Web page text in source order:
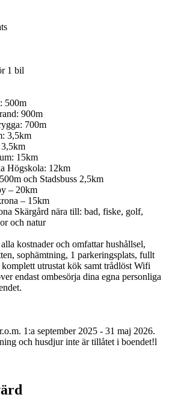
1 bil
500m
900m
700m
3,5km
15km
Högskola: 12km
och Stadsbuss 2,5km
– 20km
– 15km
Skärgård nära till: bad, fiske, golf,
och natur
kostnader och omfattar hushållsel,
sophämtning, 1 parkeringsplats, fullt
utrustat kök samt trådlöst Wifi
endast ombesörja dina egna personliga
1:a september 2025 - 31 maj 2026.
och husdjur inte är tillåtet i boendet!l